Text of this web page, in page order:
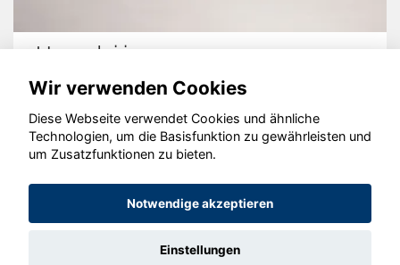
Hyundai i30
© konjunkturmotor.de GmbH 2020 - 2026
Wir verwenden Cookies
Diese Webseite verwendet Cookies und ähnliche
Technologien, um die Basisfunktion zu gewährleisten und
um Zusatzfunktionen zu bieten.
Notwendige akzeptieren
Einstellungen